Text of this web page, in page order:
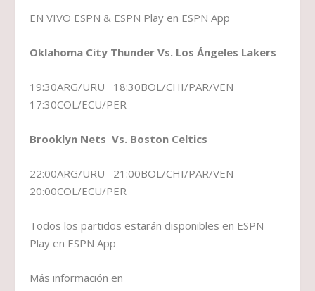
EN VIVO ESPN & ESPN Play en ESPN App
Oklahoma City Thunder Vs. Los Ángeles Lakers
19:30ARG/URU 18:30BOL/CHI/PAR/VEN
17:30COL/ECU/PER
Brooklyn Nets Vs. Boston Celtics
22:00ARG/URU 21:00BOL/CHI/PAR/VEN
20:00COL/ECU/PER
Todos los partidos estarán disponibles en ESPN
Play en ESPN App
Más información en